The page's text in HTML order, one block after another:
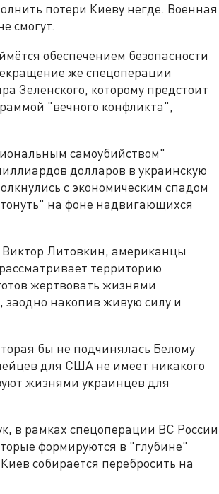
потери Киеву негде. Военная
смогут.
обеспечением безопасности
же спецоперации
Зеленского, которому предстоит
"вечного конфликта",
самоубийством"
долларов в украинскую
с экономическим спадом
на фоне надвигающихся
Литовкин, американцы
территорию
жертвовать жизнями
заодно накопив живую силу и
бы не подчинялась Белому
для США не имеет никакого
жизнями украинцев для
в рамках спецоперации ВС России
формируются в "глубине"
собирается перебросить на